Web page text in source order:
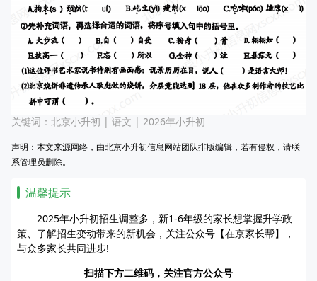
关键词： 北京小升初 | 语文 | 2026年小升初
声明：本文来源网络，由北京小升初信息网站团队排版编辑，若有侵权，请联
系管理员删除。
温馨提示
2025年小升初招生调整多，新1-6年级的家长想掌握升学政
策、了解招生变动带来的新机会，关注公众号【在京家长帮】，
与众多家长共同进步!
扫描下方二维码，关注官方公众号